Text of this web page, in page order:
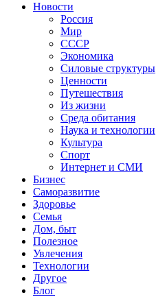
Новости
Россия
Мир
СССР
Экономика
Силовые структуры
Ценности
Путешествия
Из жизни
Среда обитания
Наука и технологии
Культура
Спорт
Интернет и СМИ
Бизнес
Саморазвитие
Здоровье
Семья
Дом, быт
Полезное
Увлечения
Технологии
Другое
Блог